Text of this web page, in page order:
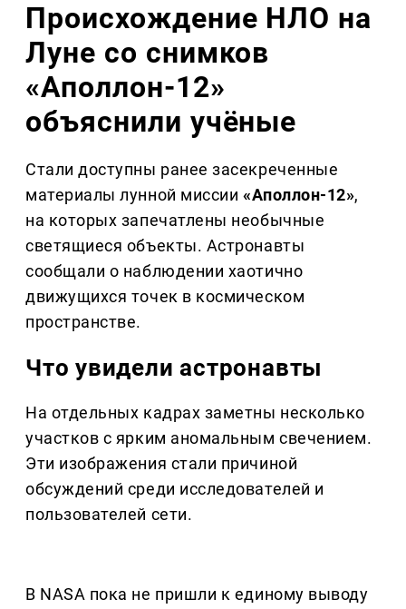
Происхождение НЛО на
Луне со снимков
«Аполлон-12»
объяснили учёные
Стали доступны ранее засекреченные
материалы лунной миссии «Аполлон-12»,
на которых запечатлены необычные
светящиеся объекты. Астронавты
сообщали о наблюдении хаотично
движущихся точек в космическом
пространстве.
Что увидели астронавты
На отдельных кадрах заметны несколько
участков с ярким аномальным свечением.
Эти изображения стали причиной
обсуждений среди исследователей и
пользователей сети.
В NASA пока не пришли к единому выводу